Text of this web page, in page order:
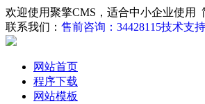
欢迎使用聚擎CMS，适合中小企业使用
联系我们： 售前咨询：34428115技术支
网站首页
程序下载
网站模板